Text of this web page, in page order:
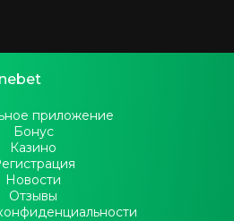
приложение
Бонус
Казино
Новости
Отзывы